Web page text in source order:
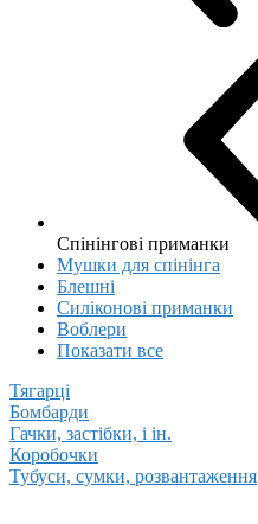
Спінінгові приманки
Мушки для спінінга
Блешні
Cиліконові приманки
Воблери
Показати все
Тягарці
Бомбарди
Гачки, застібки, і ін.
Коробочки
Тубуси, сумки, розвантаження